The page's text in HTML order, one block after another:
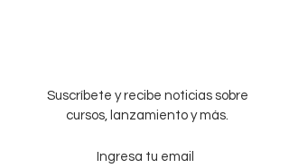
Suscríbete y recibe noticias sobre
cursos, lanzamiento y más.